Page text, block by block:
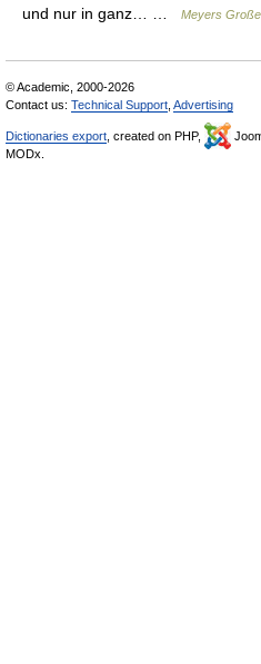
und nur in ganz… …
Meyers
© Academic, 2000-2026
Contact us: Technical Support Advertising
Dictionaries export , created on PHP,
MODx.